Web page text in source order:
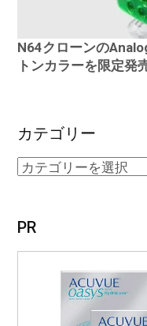
N64クローンの
トンカラーを限定発
カテゴリー
PR